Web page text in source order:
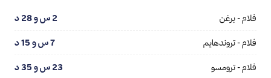
فلام - برغن 2 س و 28 د
فلام - تروندهايم 7 س و 15 د
فلام - ترومسو 23 س و 35 د